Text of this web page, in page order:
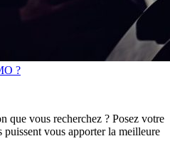
?
que vous recherchez ? Posez votre
puissent vous apporterla meilleure